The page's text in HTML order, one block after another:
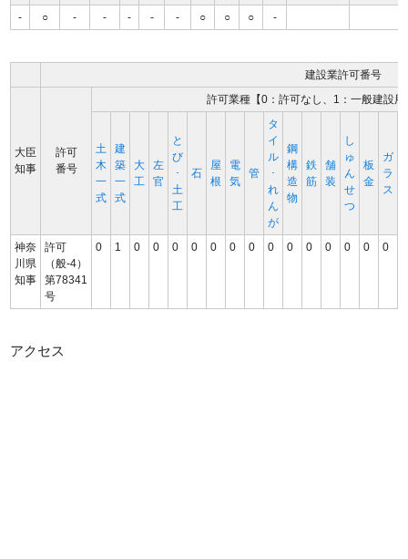
- ○ - - - - - ○ ○ ○ -
建設業許可番号
大臣
知事
許可
番号
許可業種【0：許可なし、1：一般建設
土
木
一
式
建
築
一
式
大
工
左
官
と
び
･
土
工
石
屋
根
電
気
管
タ
イ
ル
･
れ
ん
が
鋼
構
造
物
鉄
筋
舗
装
し
ゅ
ん
せ
つ
板
金
ガ
ラ
ス
神奈
川県
知事
許可
（般-4）
第78341
号
0 1 0 0 0 0 0 0 0 0 0 0 0 0 0 0
アクセス